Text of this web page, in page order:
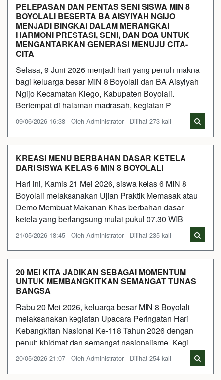
PELEPASAN DAN PENTAS SENI SISWA MIN 8
BOYOLALI BESERTA BA AISYIYAH NGIJO
MENJADI BINGKAI DALAM MERANGKAI
HARMONI PRESTASI, SENI, DAN DOA UNTUK
MENGANTARKAN GENERASI MENUJU CITA-
CITA
Selasa, 9 Juni 2026 menjadi hari yang penuh makna
bagi keluarga besar MIN 8 Boyolali dan BA Aisyiyah
Ngijo Kecamatan Klego, Kabupaten Boyolali.
Bertempat di halaman madrasah, kegiatan P
09/06/2026 16:38 - Oleh Administrator - Dilihat 273 kali
KREASI MENU BERBAHAN DASAR KETELA
DARI SISWA KELAS 6 MIN 8 BOYOLALI
Hari ini, Kamis 21 Mei 2026, siswa kelas 6 MIN 8
Boyolali melaksanakan Ujian Praktik Memasak atau
Demo Membuat Makanan Khas berbahan dasar
ketela yang berlangsung mulai pukul 07.30 WIB
21/05/2026 18:45 - Oleh Administrator - Dilihat 235 kali
20 MEI KITA JADIKAN SEBAGAI MOMENTUM
UNTUK MEMBANGKITKAN SEMANGAT TUNAS
BANGSA
Rabu 20 Mei 2026, keluarga besar MIN 8 Boyolali
melaksanakan kegiatan Upacara Peringatan Hari
Kebangkitan Nasional Ke-118 Tahun 2026 dengan
penuh khidmat dan semangat nasionalisme. Kegi
20/05/2026 21:07 - Oleh Administrator - Dilihat 254 kali